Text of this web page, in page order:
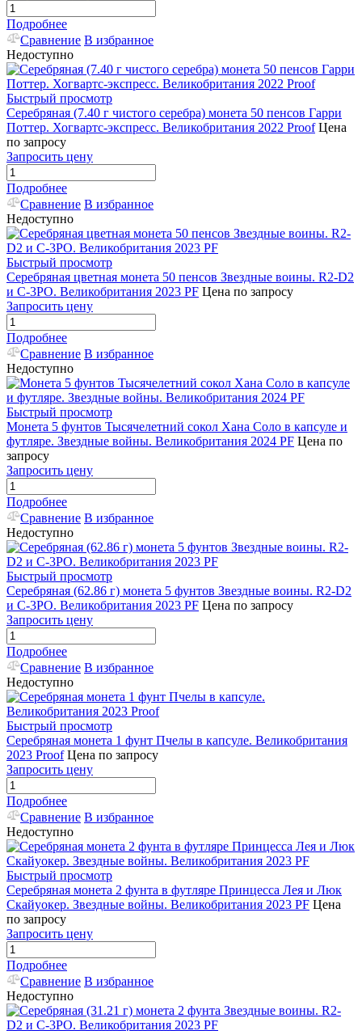
Подробнее
Сравнение В избранное
Недоступно
Быстрый просмотр
Серебряная (7.40 г чистого серебра) монета 50 пенсов Гарри
Поттер. Хогвартс-экспресс. Великобритания 2022 Proof Цена
по запросу
Запросить цену
Подробнее
Сравнение В избранное
Недоступно
Быстрый просмотр
Серебряная цветная монета 50 пенсов Звездные воины. R2-D2
и C-3PO. Великобритания 2023 PF Цена по запросу
Запросить цену
Подробнее
Сравнение В избранное
Недоступно
Быстрый просмотр
Монета 5 фунтов Тысячелетний сокол Хана Соло в капсуле и
футляре. Звездные войны. Великобритания 2024 PF Цена по
запросу
Запросить цену
Подробнее
Сравнение В избранное
Недоступно
Быстрый просмотр
Серебряная (62.86 г) монета 5 фунтов Звездные воины. R2-D2
и C-3PO. Великобритания 2023 PF Цена по запросу
Запросить цену
Подробнее
Сравнение В избранное
Недоступно
Быстрый просмотр
Серебряная монета 1 фунт Пчелы в капсуле. Великобритания
2023 Proof Цена по запросу
Запросить цену
Подробнее
Сравнение В избранное
Недоступно
Быстрый просмотр
Серебряная монета 2 фунта в футляре Принцесса Лея и Люк
Скайуокер. Звездные войны. Великобритания 2023 PF Цена
по запросу
Запросить цену
Подробнее
Сравнение В избранное
Недоступно